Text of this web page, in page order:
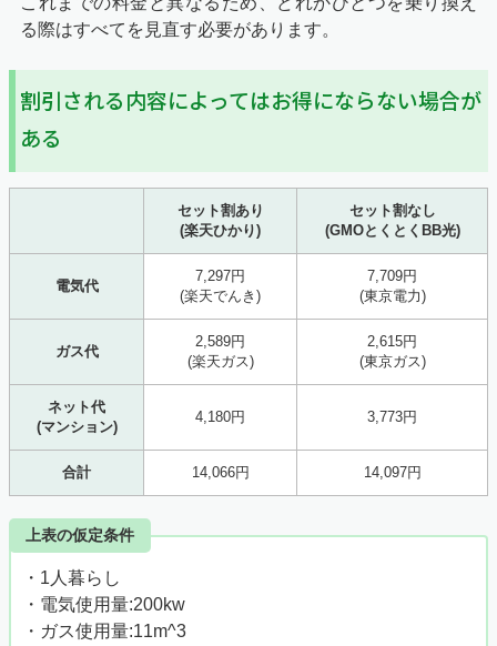
る際はすべてを見直す必要があります。
割引される内容によってはお得にならない場合が
ある
セット割あり
(楽天ひかり)
セット割なし
(GMOとくとくBB光)
電気代
7,297円
(楽天でんき)
7,709円
(東京電力)
ガス代
2,589円
(楽天ガス)
2,615円
(東京ガス)
ネット代
(マンション)
4,180円 3,773円
合計 14,066円 14,097円
上表の仮定条件
・1人暮らし
・電気使用量:200kw
・ガス使用量:11m^3